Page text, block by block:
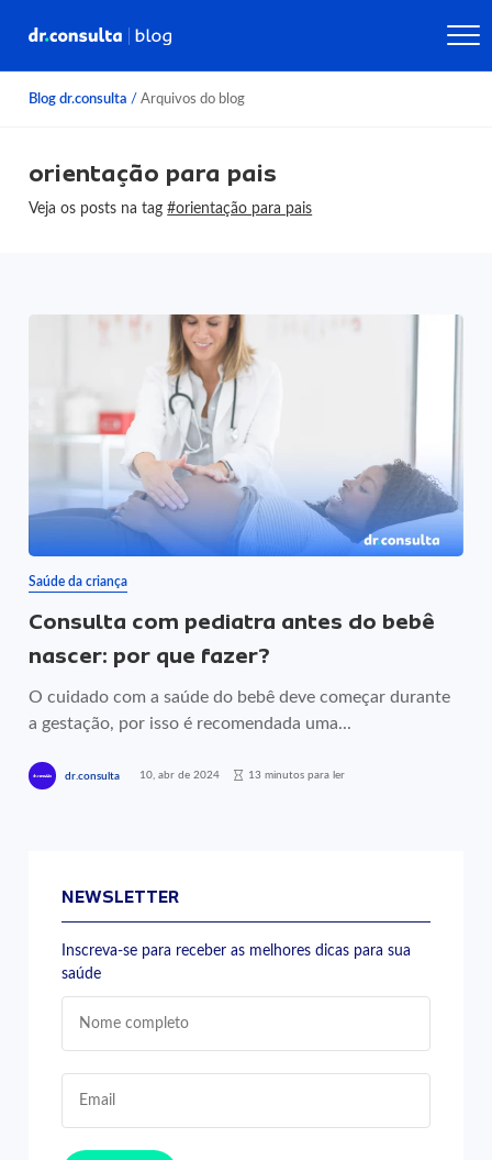
Blog dr.consulta / Arquivos do blog
orientação para pais
Veja os posts na tag#orientação para pais
Saúde da criança
Consulta com pediatra antes do bebê
nascer: por que fazer?
O cuidado com a saúde do bebê deve começar durante
a gestação, por isso é recomendada uma...
dr.consulta 10, abr de 2024 13 minutos para ler
NEWSLETTER
Inscreva-se para receber as melhores dicas para sua
saúde